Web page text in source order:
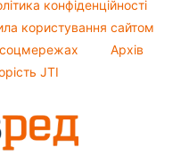
конфіденційності
користування сайтом
Архів
JTI